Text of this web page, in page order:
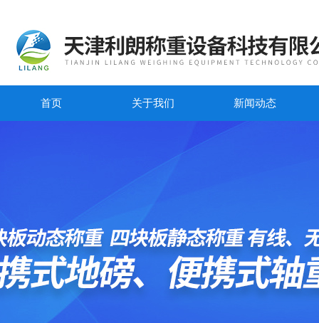
首页 关于我们 新闻动态